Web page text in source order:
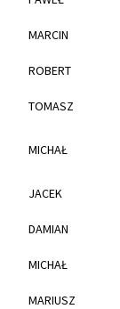
MARCIN
ROBERT
TOMASZ
MICHAŁ
JACEK
DAMIAN
MICHAŁ
MARIUSZ